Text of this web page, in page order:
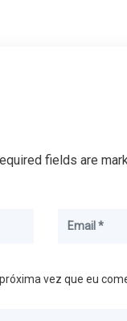
fields are
vez que eu